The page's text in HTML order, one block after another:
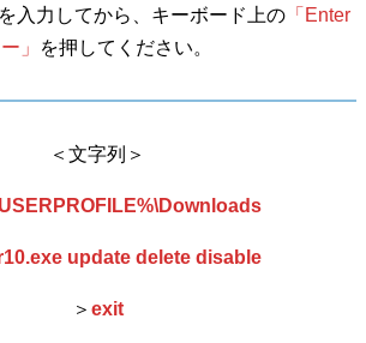
入力してから、キーボード上の 「Enter
」
を押してください。
＜文字列＞
update delete disable
＞ exit